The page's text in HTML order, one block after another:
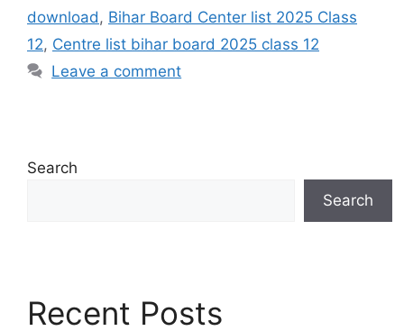
download , Bihar Board Center list 2025 Class
12, Centre list bihar board 2025 class 12
Leave a comment
Search
Search
Recent Posts